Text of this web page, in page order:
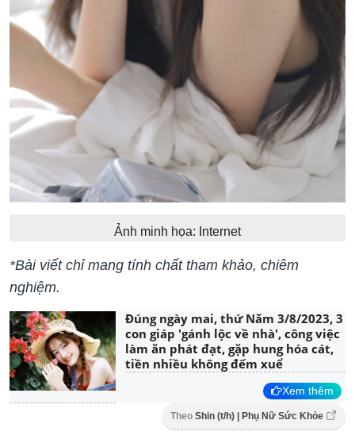
Ảnh minh họa: Internet
*Bài viết chỉ mang tính chất tham khảo, chiêm
nghiệm.
Đúng ngày mai, thứ Năm 3/8/2023, 3
con giáp 'gánh lộc về nhà', công việc
làm ăn phát đạt, gặp hung hóa cát,
tiền nhiều không đếm xuể
Xem thêm
Theo Shin (t/h) | Phụ Nữ Sức Khỏe